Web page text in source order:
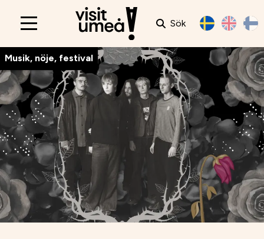
Main
Sök
Musik, nöje, festival